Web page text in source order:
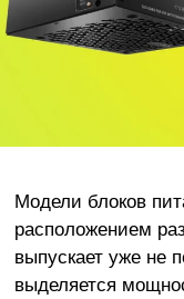
Модели блоков
расположением
выпускает уже не
выделяется